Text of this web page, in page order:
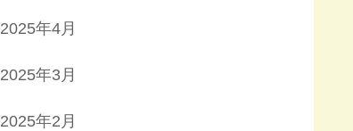
2025年4月
2025年3月
2025年2月